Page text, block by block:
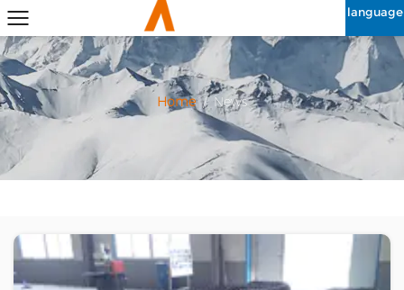
language
Home / News